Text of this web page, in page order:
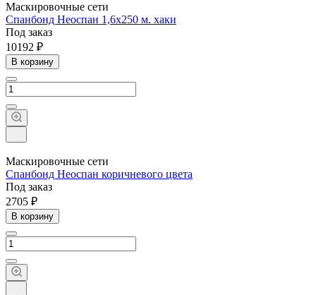
Маскировочные сети
Спанбонд Неоспан 1,6х250 м. хаки
Под заказ
10192 ₽
В корзину
Маскировочные сети
Спанбонд Неоспан коричневого цвета
Под заказ
2705 ₽
В корзину